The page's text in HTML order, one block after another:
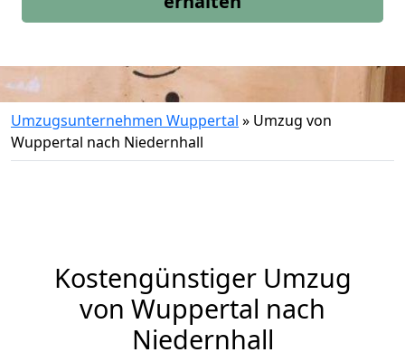
Umzugsunternehmen Wuppertal » Umzug von
Wuppertal nach Niedernhall
Kostengünstiger Umzug
von Wuppertal nach
Niedernhall